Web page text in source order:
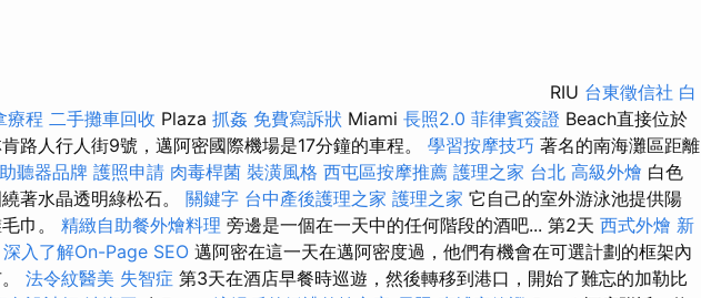
RIU 台東徵信社 白
療程 二手攤車回收 Plaza 抓姦 免費寫訴狀 Miami 長照2.0 菲律賓簽證 Beach直接位於
路人行人街9號，邁阿密國際機場是17分鐘的車程。 學習按摩技巧 著名的南海灘區距離
助聽器品牌 護照申請 肉毒桿菌 裝潢風格 西屯區按摩推薦 護理之家 台北 高級外燴 白色
著水晶透明綠松石。 關鍵字 台中產後護理之家 護理之家 它自己的室外游泳池提供陽
巾。 精緻自助餐外燴料理 旁邊是一個在一天中的任何階段的酒吧... 第2天 西式外燴 新
深入了解On-Page SEO 邁阿密在這一天在邁阿密度過，他們有機會在可選計劃的框架內
法令紋醫美 失智症 第3天在酒店早餐時巡遊，然後轉移到港口，開始了難忘的加勒比